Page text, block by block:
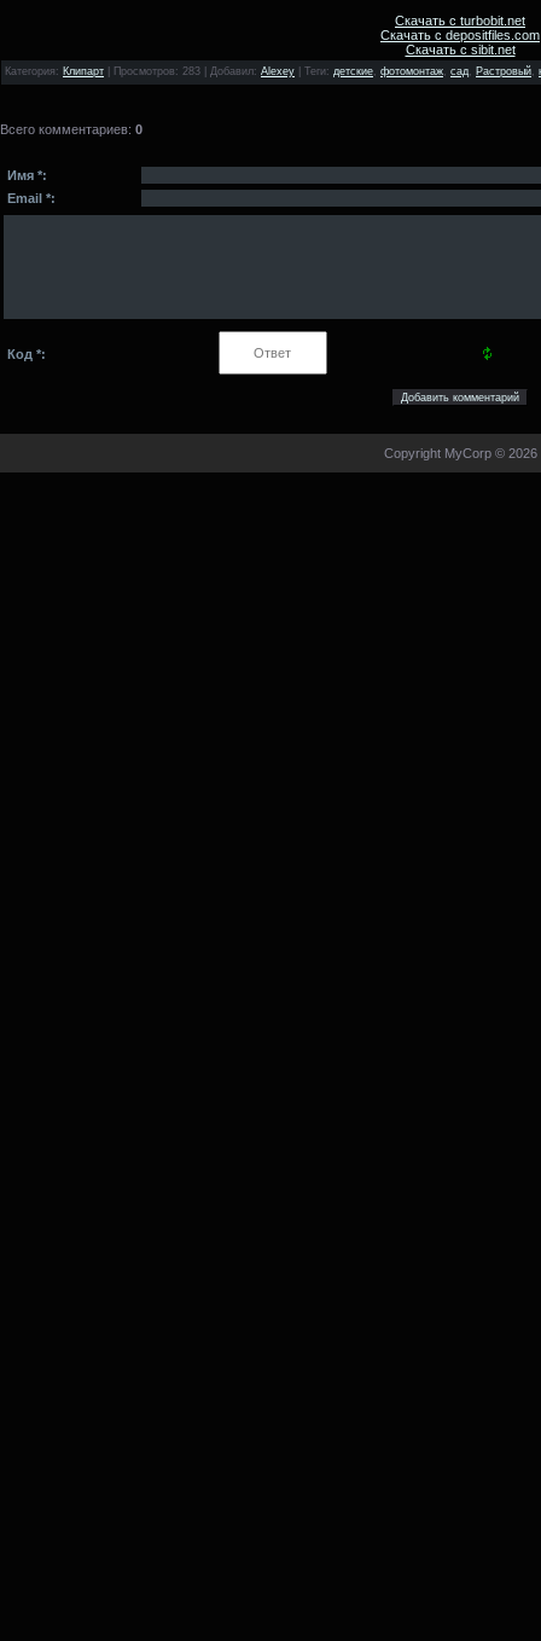
Скачать с turbobit.net
Скачать с depositfiles.com
Скачать с sibit.net
Категория : Клипарт Просмотров: 283 | Добавил: Alexey Теги: детские, фотомонтаж, сад, Растровый,
Всего комментариев: 0
Имя *:
Email *:
Код *:
Copyright MyCorp © 2026